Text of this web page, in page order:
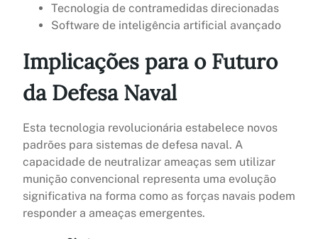
Tecnologia de contramedidas direcionadas
Software de inteligência artificial avançado
Implicações para o Futuro
da Defesa Naval
Esta tecnologia revolucionária estabelece novos
padrões para sistemas de defesa naval. A
capacidade de neutralizar ameaças sem utilizar
munição convencional representa uma evolução
significativa na forma como as forças navais podem
responder a ameaças emergentes.